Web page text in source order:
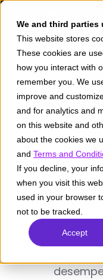
We and third parties
This website stores
These cookies are
how you interact with
remember you. We
improve and
and for analytics and
on this website and
about the cookies we
and Terms and
If you decline, your
when you visit this
used in your browser
not to be tracked.
Accept
Gregorio